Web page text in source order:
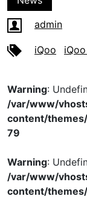
admin
iQoo
Warning:
/var/www/
content/
79
Warning:
/var/www/
content/